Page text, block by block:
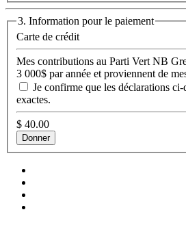
3. Information pour le paiement
Carte de crédit
Mes contributions au Parti Vert NB
3 000$ par année et proviennent de
Je confirme que les déclarations ci-
exactes.
$ 40.00